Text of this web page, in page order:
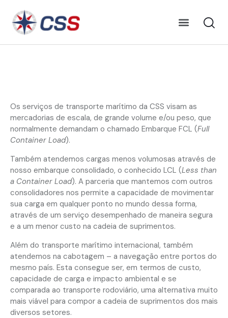
Os serviços de transporte marítimo da CSS visam as
mercadorias de escala, de grande volume e/ou peso, que
normalmente demandam o chamado Embarque FCL (Full
Container Load).
Também atendemos cargas menos volumosas através de
nosso embarque consolidado, o conhecido LCL (Less than
a Container Load). A parceria que mantemos com outros
consolidadores nos permite a capacidade de movimentar
sua carga em qualquer ponto no mundo dessa forma,
através de um serviço desempenhado de maneira segura
e a um menor custo na cadeia de suprimentos.
Além do transporte marítimo internacional, também
atendemos na cabotagem – a navegação entre portos do
mesmo país. Esta consegue ser, em termos de custo,
capacidade de carga e impacto ambiental e se
comparada ao transporte rodoviário, uma alternativa muito
mais viável para compor a cadeia de suprimentos dos mais
diversos setores.